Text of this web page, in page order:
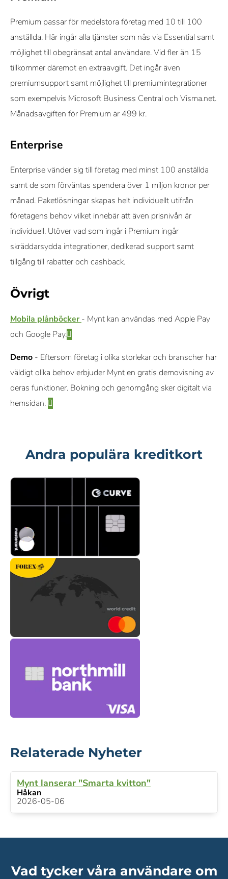
Premium passar för medelstora företag med 10 till 100
anställda. Här ingår alla tjänster som nås via Essential samt
möjlighet till obegränsat antal användare. Vid fler än 15
tillkommer däremot en extraavgift. Det ingår även
premiumsupport samt möjlighet till premiumintegrationer
som exempelvis Microsoft Business Central och Visma.net.
Månadsavgiften för Premium är 499 kr.
Enterprise
Enterprise vänder sig till företag med minst 100 anställda
samt de som förväntas spendera över 1 miljon kronor per
månad. Paketlösningar skapas helt individuellt utifrån
företagens behov vilket innebär att även prisnivån är
individuell. Utöver vad som ingår i Premium ingår
skräddarsydda integrationer, dedikerad support samt
tillgång till rabatter och cashback.
Övrigt
Mobila plånböcker - Mynt kan användas med Apple Pay
och Google Pay.
Demo - Eftersom företag i olika storlekar och branscher har
väldigt olika behov erbjuder Mynt en gratis demovisning av
deras funktioner. Bokning och genomgång sker digitalt via
hemsidan.
Andra populära kreditkort
Relaterade Nyheter
Mynt lanserar "Smarta kvitton"
Håkan
2026-05-06
Vad tycker våra användare om